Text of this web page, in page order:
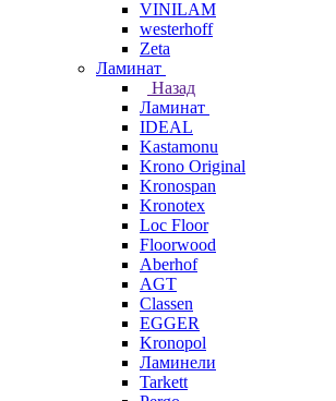
VINILAM
westerhoff
Zeta
Ламинат
Назад
Ламинат
IDEAL
Kastamonu
Krono Original
Kronospan
Kronotex
Loc Floor
Floorwood
Aberhof
AGT
Classen
EGGER
Kronopol
Ламинели
Tarkett